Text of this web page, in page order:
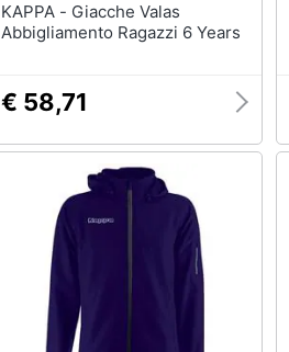
KAPPA - Giacche Valas
Abbigliamento Ragazzi 6 Years
€ 58,71